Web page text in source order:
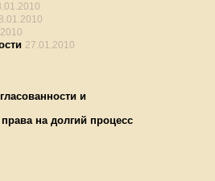
27.01.2010
и
на долгий процесс